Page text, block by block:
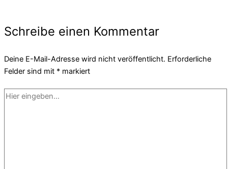
Schreibe einen Kommentar
Deine E-Mail-Adresse wird nicht veröffentlicht. Erforderliche
Felder sind mit * markiert
Hier